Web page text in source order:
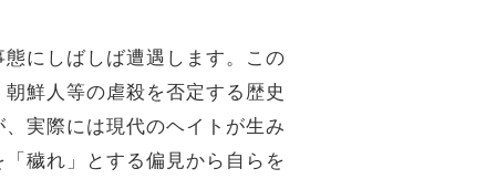
にしばしば遭遇します。この
鮮人等の虐殺を否定する歴史
実際には現代のヘイトが生み
穢れ」とする偏見から自らを